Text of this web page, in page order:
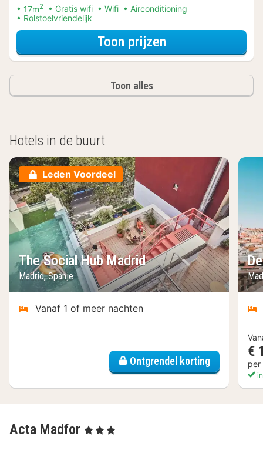
17m2 Gratis wifi Wifi
Airconditioning
Rolstoelvriendelijk
Toon prijzenvoor Ontdek de
Toon alles
Hotels in de buurt
Leden Voordeel
The Social Hub Madrid
Madrid, Spanje
Vanaf 1 of meer nachten
Ontgrendel korting
€
per
Acta Madfor , 3 Sterren